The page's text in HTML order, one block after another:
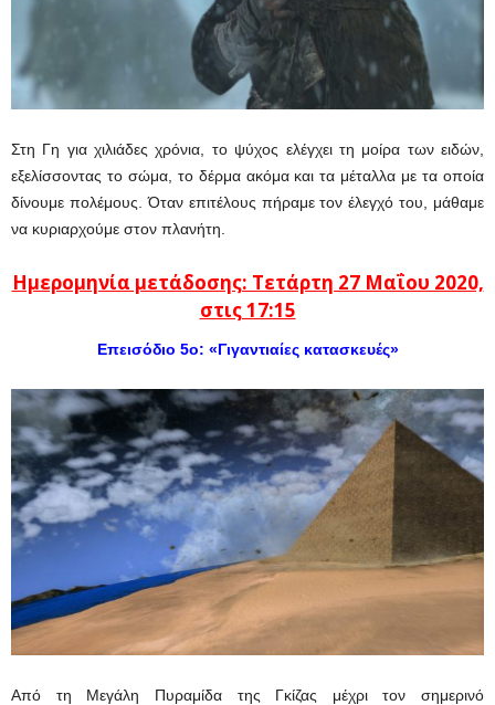
Στη Γη για χιλιάδες χρόνια, το ψύχος ελέγχει τη μοίρα των ειδών,
εξελίσσοντας το σώμα, το δέρμα ακόμα και τα μέταλλα με τα οποία
δίνουμε πολέμους. Όταν επιτέλους πήραμε τον έλεγχό του, μάθαμε
να κυριαρχούμε στον πλανήτη.
Ημερομηνία μετάδοσης: Τετάρτη 27 Μαΐου 2020,
στις 17:15
Επεισόδιο 5ο: «Γιγαντιαίες κατασκευές»
Από τη Μεγάλη Πυραμίδα της Γκίζας μέχρι τον σημερινό